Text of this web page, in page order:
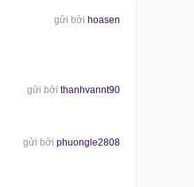
gửi bởi hoasen
gửi bởi thanhvannt90
gửi bởi phuongle2808